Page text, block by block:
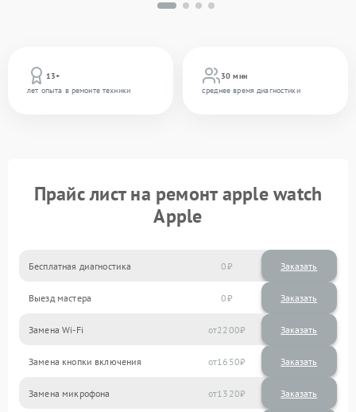
13+
лет опыта в ремонте техники
30 мин
среднее время диагностики
Прайс лист на ремонт apple watch
Apple
Бесплатная диагностика 0 Заказать
Выезд мастера 0 Заказать
Замена Wi-Fi 2200
Замена кнопки включения 1650
Замена микрофона 1320